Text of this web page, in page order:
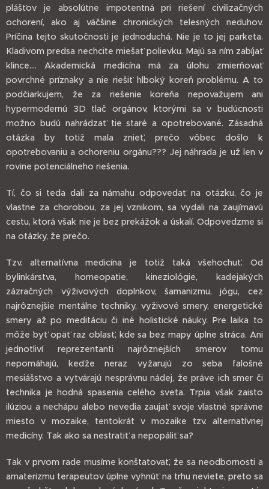
plášťov je absolútne impotentná pri riešení civilizačných
ochorení, ako aj väčšine chronických telesných neduhov.
Príčina tejto skutočnosti je jednoduchá. Nie je to jej parketa.
Kladivom predsa nechcite miešať polievku. Majú sa ním zabíjať
klince.... Akademická medicína má za úlohu zmierňovať
povrchné príznaky a nie riešiť hlboký koreň problému. A to
podčiarkujem, že za riešenie koreňa nepovažujem ani
hypermodernú 3D tlač orgánov, ktorými sa v budúcnosti
možno budú nahrádzať tie staré a opotrebované. Zásadná
otázka by totiž mala znieť, prečo vôbec došlo k
opotrebovaniu a ochoreniu orgánu??? Jej náhrada je už len v
rovine potenciálneho riešenia.
Tí, čo si teda dali za námahu odpovedať na otázku, čo je
vlastne za chorobou, za jej vznikom, sa vydali na zaujímavú
cestu, ktorá však nie je bez prekážok a úskalí. Odpovedzme si
na otázky, že prečo.
Tzv. alternatívna medicína je totiž taká všehochuť. Od
bylinkárstva, homeopatie, kineziológie, kadejakých
zázračných výživových doplnkov, šamanizmu, jógu, cez
najrôznejšie mentálne techniky, vyživové smery, energetické
smery až po meditáciu či iné holistické náuky. Pre laika to
môže byť opäť raz oblasť, kde sa bez mapy úplne stráca. Ani
jednotliví reprezentanti najrôznejších smerov tomu
nepomáhajú, keďže neraz vyžarujú zo seba falošné
mesiášstvo a vytvárajú nesprávnu nádej, že práve ich smer či
technika je hodná spasenia celého sveta. Trpia však zaisto
ilúziou a nechápu alebo nevedia zaujať svoje vlastné správne
miesto v mozaike, tentokrát v mozaike tzv. alternatívnej
medicíny. Tak ako sa nestratiť a nepopáliť sa?
Tak v prvom rade musíme konštatovať, že sa neodbornosti a
amaterizmu terapeutov úplne vyhnúť na trhu neviete, preto sa